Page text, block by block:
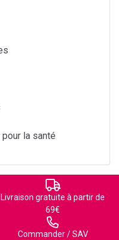
la santé
Livraison gratuite à partir de
69€
Commander / SAV